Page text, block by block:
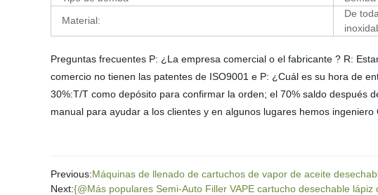
Material:
De
Preguntas frecuentes P: ¿La empresa comercial o el fabricante ? R:
comercio no tienen las patentes de ISO9001 e P: ¿Cuál es su hora de
30%:T/T como depósito para confirmar la orden; el 70% saldo después
manual para ayudar a los clientes y en algunos lugares hemos
Previous:Máquinas de llenado de cartuchos de vapor de aceite
Next:{@Más populares Semi-Auto Filler VAPE cartucho desechable